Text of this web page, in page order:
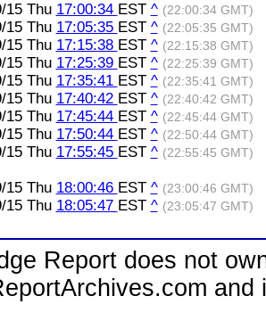
15 Thu 17:00:34 EST ^ (22:00:34 GMT)
15 Thu 17:05:35 EST ^ (22:05:35 GMT)
15 Thu 17:15:38 EST ^ (22:15:38 GMT)
15 Thu 17:25:39 EST ^ (22:25:39 GMT)
15 Thu 17:35:41 EST ^ (22:35:41 GMT)
15 Thu 17:40:42 EST ^ (22:40:42 GMT)
15 Thu 17:45:44 EST ^ (22:45:44 GMT)
15 Thu 17:50:44 EST ^ (22:50:44 GMT)
15 Thu 17:55:45 EST ^ (22:55:45 GMT)
15 Thu 18:00:46 EST ^ (23:00:46 GMT)
15 Thu 18:05:47 EST ^ (23:05:47 GMT)
Report does not